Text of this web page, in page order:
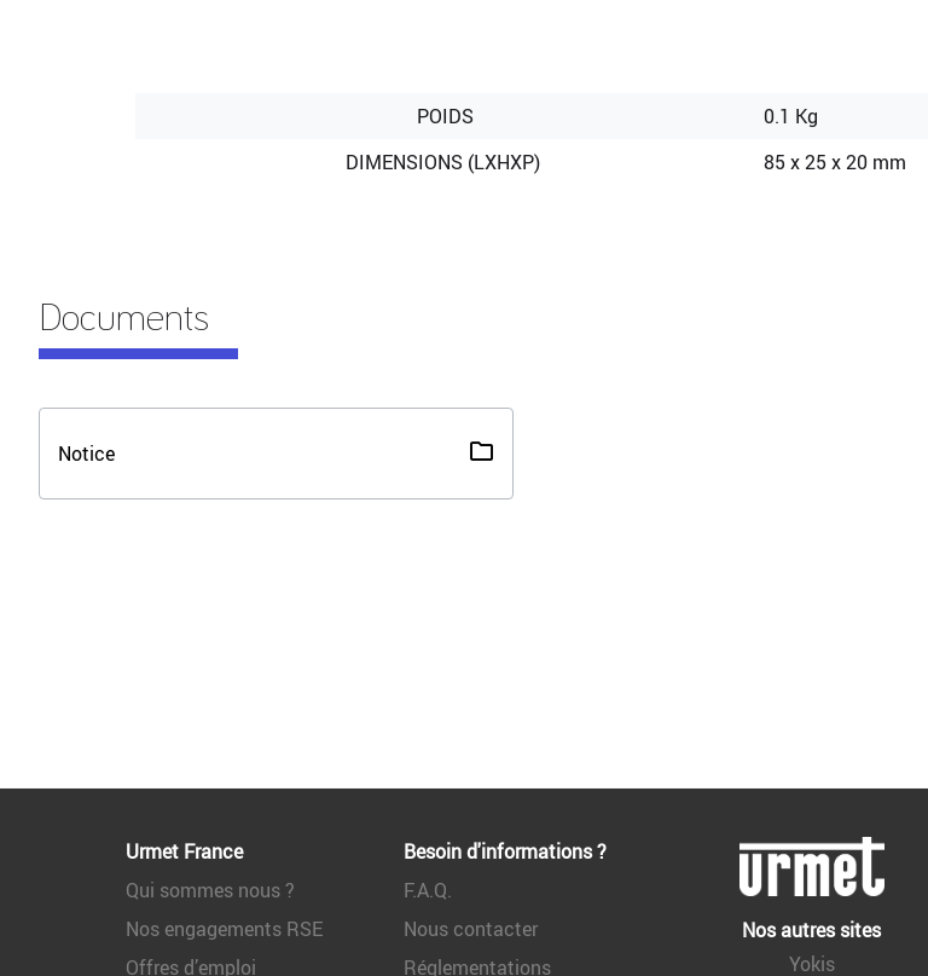
POIDS
0.1 Kg
DIMENSIONS (LXHXP)
85 x 25 x 20 mm
Documents
Notice
Urmet France
Qui sommes nous ?
Nos engagements RSE
Offres d’emploi
Besoin d'informations ?
F.A.Q.
Nous contacter
Réglementations
Nos autres sites
Yokis